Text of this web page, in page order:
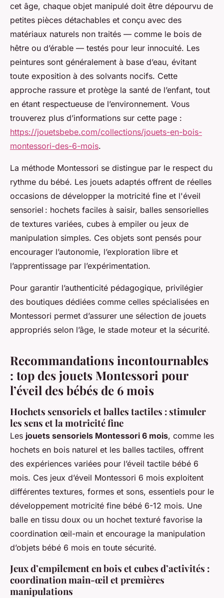
cet âge, chaque objet manipulé doit être dépourvu de
petites pièces détachables et conçu avec des
matériaux naturels non traités — comme le bois de
hêtre ou d’érable — testés pour leur innocuité. Les
peintures sont généralement à base d’eau, évitant
toute exposition à des solvants nocifs. Cette
approche rassure et protège la santé de l’enfant, tout
en étant respectueuse de l’environnement. Vous
trouverez plus d’informations sur cette page :
https://jouetsbebe.com/collections/jouets-en-bois-
montessori-des-6-mois.
La méthode Montessori se distingue par le respect du
rythme du bébé. Les jouets adaptés offrent de réelles
occasions de développer la motricité fine et l'éveil
sensoriel : hochets faciles à saisir, balles sensorielles
de textures variées, cubes à empiler ou jeux de
manipulation simples. Ces objets sont pensés pour
encourager l’autonomie, l’exploration libre et
l’apprentissage par l’expérimentation.
Pour garantir l’authenticité pédagogique, privilégier
des boutiques dédiées comme celles spécialisées en
Montessori permet d’assurer une sélection de jouets
appropriés selon l’âge, le stade moteur et la sécurité.
Recommandations incontournables
: top des jouets Montessori pour
l’éveil des bébés de 6 mois
Hochets sensoriels et balles tactiles : stimuler
les sens et la motricité fine
Les jouets sensoriels Montessori 6 mois, comme les
hochets en bois naturel et les balles tactiles, offrent
des expériences variées pour l’éveil tactile bébé 6
mois. Ces jeux d’éveil Montessori 6 mois exploitent
différentes textures, formes et sons, essentiels pour le
développement motricité fine bébé 6-12 mois. Une
balle en tissu doux ou un hochet texturé favorise la
coordination œil-main et encourage la manipulation
d’objets bébé 6 mois en toute sécurité.
Jeux d’empilement en bois et cubes d’activités :
coordination main-œil et premières
manipulations